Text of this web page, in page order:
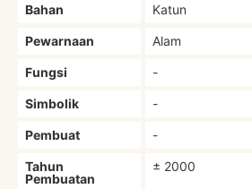
Bahan Katun
Pewarnaan Alam
Fungsi -
Simbolik -
Pembuat -
Tahun
Pembuatan
± 2000